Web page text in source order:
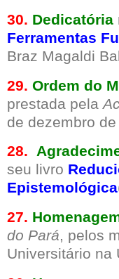
30. Dedicatória
Ferramentas
Braz Magaldi
29. Ordem do
prestada pela
de dezembro
28.
seu livro
Epistemológica
27.
do Pará, pelos
Universitário na